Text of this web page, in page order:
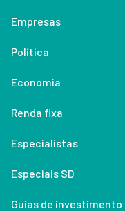
Empresas
Política
Economia
Renda fixa
Especialistas
Especiais SD
Guias de investimento